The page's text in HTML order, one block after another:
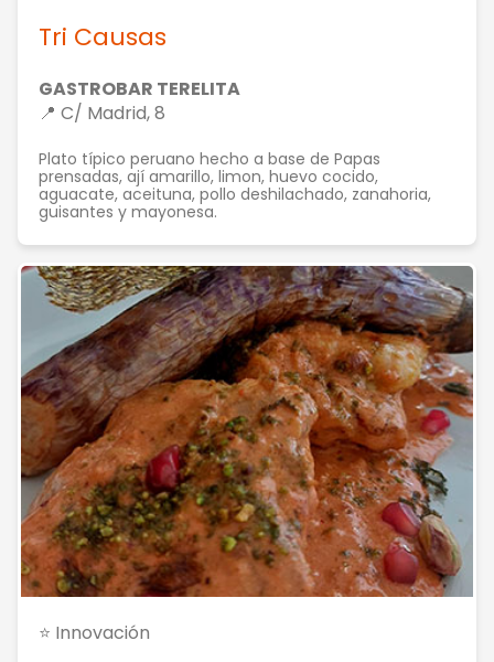
Tri Causas
GASTROBAR TERELITA
📍 C/ Madrid, 8
Plato típico peruano hecho a base de Papas
prensadas, ají amarillo, limon, huevo cocido,
aguacate, aceituna, pollo deshilachado, zanahoria,
guisantes y mayonesa.
⭐ Innovación